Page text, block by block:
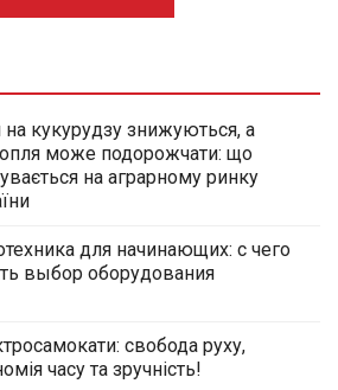
на кукурудзу знижуються, а
може подорожчати: що
на аграрному ринку
для начинающих: с чего
выбор оборудования
свобода руху,
часу та зручність!